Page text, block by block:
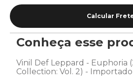
Conheça esse
Vinil Def Leppard - Euphoria
Collection: Vol. 2) - Importado